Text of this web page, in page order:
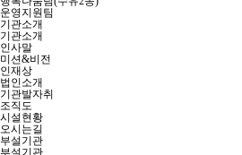
운영지원팀
기관소개
기관소개
인사말
미션&비전
인재상
법인소개
기관발자취
조직도
시설현황
오시는길
부설기관
부설기관